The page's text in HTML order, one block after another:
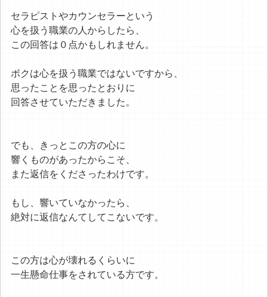
セラピストやカウンセラーという
心を扱う職業の人からしたら、
この回答は０点かもしれません。
ボクは心を扱う職業ではないですから、
思ったことを思ったとおりに
回答させていただきました。
でも、きっとこの方の心に
響くものがあったからこそ、
また返信をくださったわけです。
もし、響いていなかったら、
絶対に返信なんてしてこないです。
この方は心が壊れるくらいに
一生懸命仕事をされている方です。